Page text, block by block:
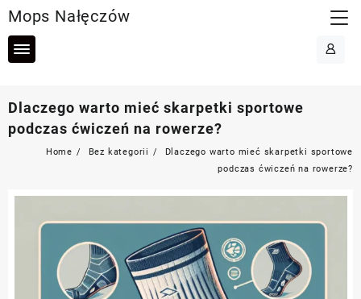
to
content
Mops Nałęczów
Dlaczego warto mieć skarpetki sportowe
podczas ćwiczeń na rowerze?
Home Bez kategorii
Dlaczego warto mieć skarpetki sportowe
podczas ćwiczeń na rowerze?